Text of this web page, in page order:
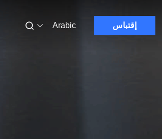
إقتباس Arabic